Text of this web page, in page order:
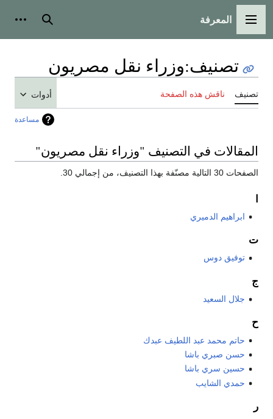
القائمة الرئيسية
المعرفة بحث
تصنيف:وزراء نقل مصريون
تصنيف ناقش هذه الصفحة أدوات
مساعدة
المقالات في التصنيف "وزراء نقل مصريون"
الصفحات 30 التالية مصنّفة بهذا التصنيف، من إجمالي 30.
ابراهيم الدميري
ت
توفيق دوس
ج
جلال السعيد
ح
حاتم محمد عبد اللطيف عبدك
حسن صبري باشا
حسين سري باشا
حمدي الشايب
ر